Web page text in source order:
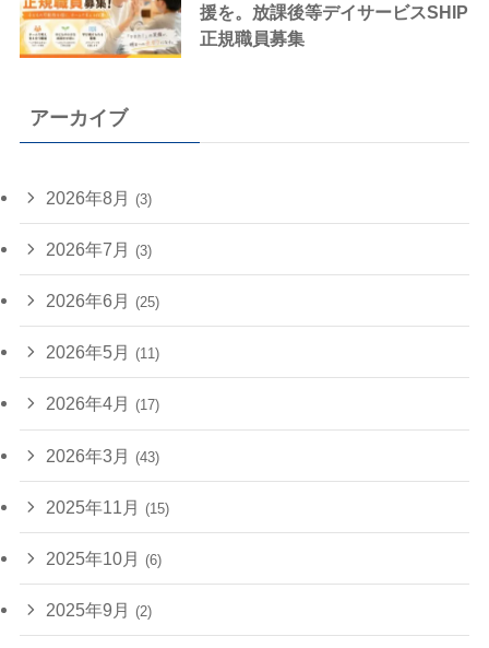
援を。放課後等デイサービスSHIP
正規職員募集
アーカイブ
2026年8月 (3)
2026年7月 (3)
2026年6月 (25)
2026年5月 (11)
2026年4月 (17)
2026年3月 (43)
2025年11月 (15)
2025年10月 (6)
2025年9月 (2)